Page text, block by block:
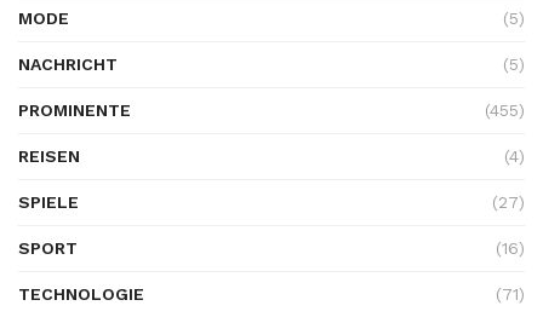
MODE (5)
NACHRICHT (5)
PROMINENTE (455)
REISEN (4)
SPIELE (27)
SPORT (16)
TECHNOLOGIE (71)